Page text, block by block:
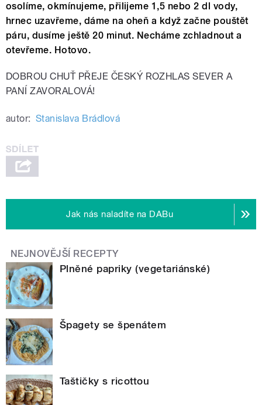
osolíme, okmínujeme, přilijeme 1,5 nebo 2 dl vody,
hrnec uzavřeme, dáme na oheň a když začne pouštět
páru, dusíme ještě 20 minut. Necháme zchladnout a
otevřeme. Hotovo.
DOBROU CHUŤ PŘEJE ČESKÝ ROZHLAS SEVER A
PANÍ ZAVORALOVÁ!
autor: Stanislava Brádlová
Jak nás naladíte na DABu
NEJNOVĚJŠÍ RECEPTY
Plněné papriky (vegetariánské)
Špagety se špenátem
Taštičky s ricottou